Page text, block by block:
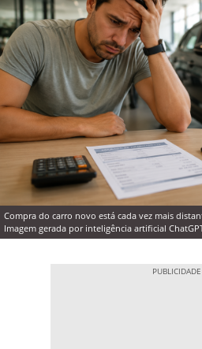
Compra do carro novo está cada vez mais
Imagem gerada por inteligência artificial